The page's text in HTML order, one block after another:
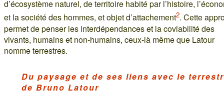
d’écosystème naturel, de territoire habité par l’histoire,
et la société des hommes, et objet d’attachement2. Cette
permet de penser les interdépendances et la coviabilité des
vivants, humains et non-humains, ceux-là même que Latour
nomme terrestres.
Du paysage et de ses liens avec le
de Bruno Latour